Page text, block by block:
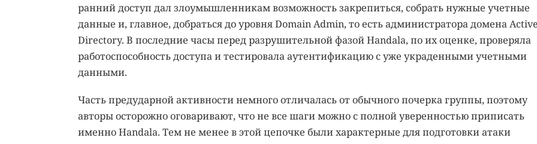
ранний доступ дал злоумышленникам возможность закрепиться, собрать нужные учетные
данные и, главное, добраться до уровня Domain Admin, то есть администратора домена Active
Directory. В последние часы перед разрушительной фазой Handala, по их оценке, проверяла
работоспособность доступа и тестировала аутентификацию с уже украденными учетными
данными.
Часть предударной активности немного отличалась от обычного почерка группы, поэтому
авторы осторожно оговаривают, что не все шаги можно с полной уверенностью приписать
именно Handala. Тем не менее в этой цепочке были характерные для подготовки атаки